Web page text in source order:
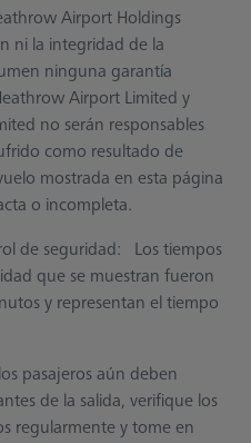
Airport Holdings
ni la integridad de la
ninguna garantía
Airport Limited y
no serán responsables
como resultado de
mostrada en esta página
o incompleta.
de seguridad: Los tiempos
que se muestran fueron
y representan el tiempo
pasajeros aún deben
de la salida, verifique los
regularmente y tome en